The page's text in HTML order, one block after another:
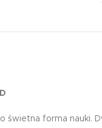
to świetna forma